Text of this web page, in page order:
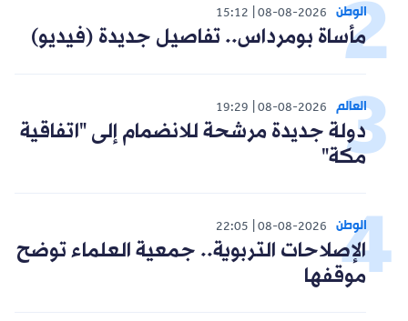
الوطن 08-08-2026
15:12
مأساة بومرداس.. تفاصيل جديدة (فيديو)
العالم 08-08-2026
19:29
دولة جديدة مرشحة للانضمام إلى "اتفاقية
مكة"
الوطن 08-08-2026
22:05
الإصلاحات التربوية.. جمعية العلماء توضح
موقفها